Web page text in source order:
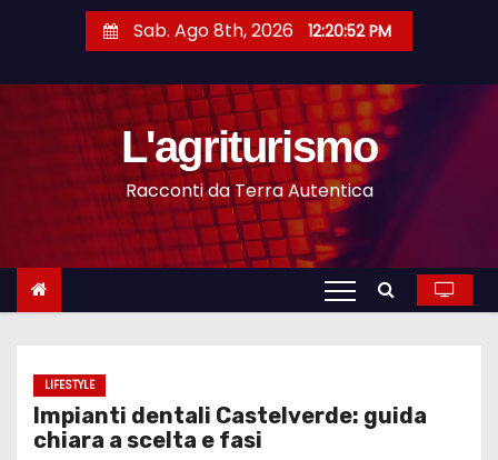
o
Sab. Ago 8th, 2026 12:20:53 PM
L'agriturismo
Racconti da Terra Autentica
LIFESTYLE
Impianti dentali Castelverde: guida
chiara a scelta e fasi